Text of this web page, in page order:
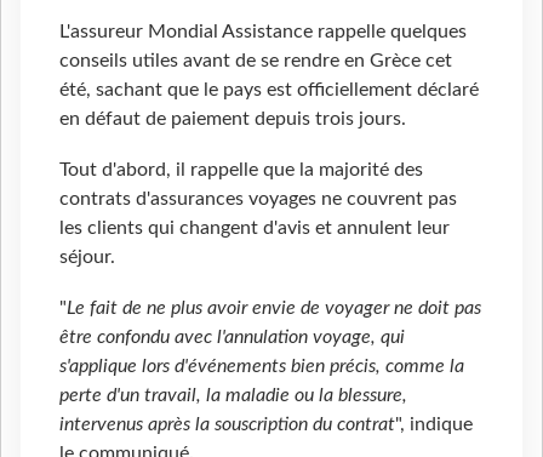
L'assureur Mondial Assistance rappelle quelques
conseils utiles avant de se rendre en Grèce cet
été, sachant que le pays est officiellement déclaré
en défaut de paiement depuis trois jours.
Tout d'abord, il rappelle que la majorité des
contrats d'assurances voyages ne couvrent pas
les clients qui changent d'avis et annulent leur
séjour.
"Le fait de ne plus avoir envie de voyager ne doit pas
être confondu avec l'annulation voyage, qui
s'applique lors d'événements bien précis, comme la
perte d'un travail, la maladie ou la blessure,
intervenus après la souscription du contrat", indique